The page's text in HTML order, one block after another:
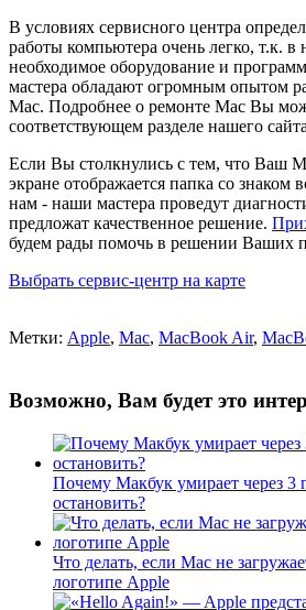
В условиях сервисного центра
работы компьютера очень легко, т.к. в
необходимое оборудование и
мастера обладают огромным опытом
Mac. Подробнее о ремонте Mac Вы
соответствующем разделе нашего
Если Вы столкнулись с тем, что Ваш
экране отображается папка со знаком
нам - наши мастера проведут
предложат качественное решение.
будем рады помочь в решении Ваших
Выбрать сервис-центр на карте
Метки: Apple, Mac, MacBook Air,
Возможно, Вам будет это
Почему Макбук умирает через 3
остановить?
Что делать, если Mac не
логотипе Apple